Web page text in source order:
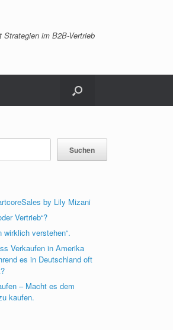
im B2B-Vertrieb
Suchen
by Lily Mizani
Vertrieb“?
wirklich verstehen“.
Verkaufen in Amerika
es in Deutschland oft
– Macht es dem
kaufen.